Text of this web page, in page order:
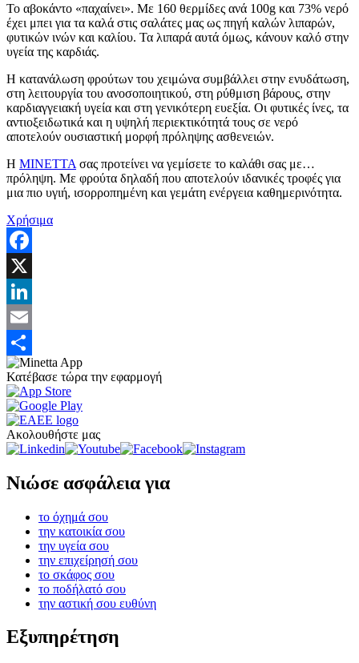
Το αβοκάντο «παχαίνει». Με 160 θερμίδες ανά 100g και 73% νερό
έχει μπει για τα καλά στις σαλάτες μας ως πηγή καλών λιπαρών,
φυτικών ινών και καλίου. Τα λιπαρά αυτά όμως, κάνουν καλό στην
υγεία της καρδιάς.
Η κατανάλωση φρούτων του χειμώνα συμβάλλει στην ενυδάτωση,
στη λειτουργία του ανοσοποιητικού, στη ρύθμιση βάρους, στην
καρδιαγγειακή υγεία και στη γενικότερη ευεξία. Οι φυτικές ίνες, τα
αντιοξειδωτικά και η υψηλή περιεκτικότητά τους σε νερό
αποτελούν ουσιαστική μορφή πρόληψης ασθενειών.
Η ΜΙΝΕΤΤΑ σας προτείνει να γεμίσετε το καλάθι σας με…
πρόληψη. Με φρούτα δηλαδή που αποτελούν ιδανικές τροφές για
μια πιο υγιή, ισορροπημένη και γεμάτη ενέργεια καθημερινότητα.
Χρήσιμα
Facebook
X
LinkedIn
Email
Share
Κατέβασε τώρα την εφαρμογή
Ακολουθήστε μας
Νιώσε ασφάλεια για
το όχημά σου
την κατοικία σου
την υγεία σου
την επιχείρησή σου
το σκάφος σου
το ποδήλατό σου
την αστική σου ευθύνη
Εξυπηρέτηση